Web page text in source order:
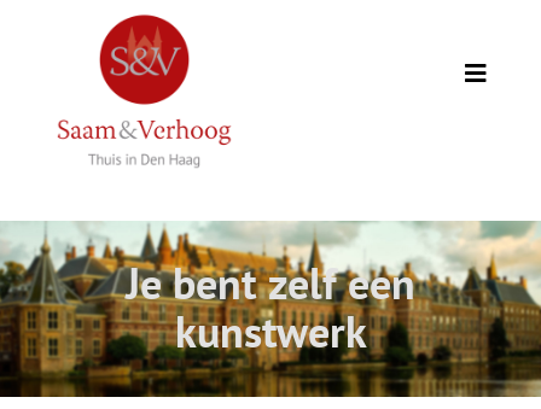
Toggle
Opdrachtgevers
Expertise
Wie we zijn
Je bent zelf een
kunstwerk